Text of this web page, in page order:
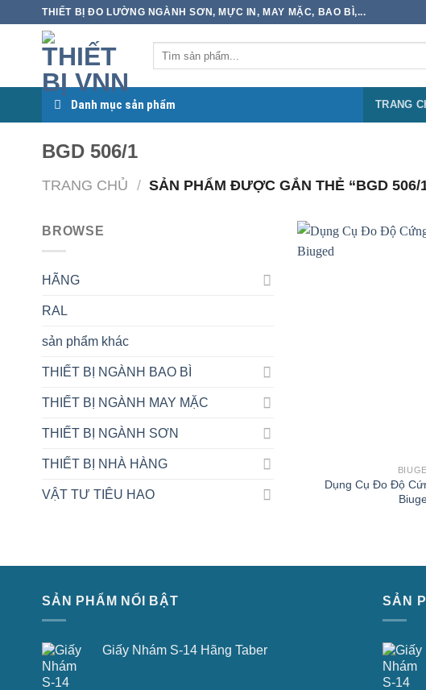
THIẾT BỊ ĐO LƯỜNG NGÀNH SƠN, MỰC IN, MAY MẶC, BAO BÌ,...
Danh mục sản phẩm TRANG
BGD 506/1
TRANG CHỦ / SẢN PHẨM ĐƯỢC GẮN THẺ “BGD 506/
BROWSE
HÃNG
RAL
sản phẩm khác
THIẾT BỊ NGÀNH BAO BÌ
THIẾT BỊ NGÀNH MAY MẶC
THIẾT BỊ NGÀNH SƠN
THIẾT BỊ NHÀ HÀNG
VẬT TƯ TIÊU HAO
Dụng Cụ Đo Độ
SẢN PHẨM NỔI BẬT
Giấy Nhám S-14 Hãng Taber
SẢN